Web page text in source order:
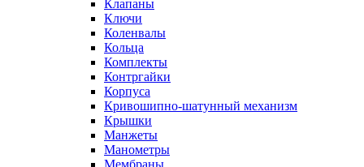
Клапаны
Ключи
Коленвалы
Кольца
Комплекты
Контргайки
Корпуса
Кривошипно-шатунный механизм
Крышки
Манжеты
Манометры
Мембраны